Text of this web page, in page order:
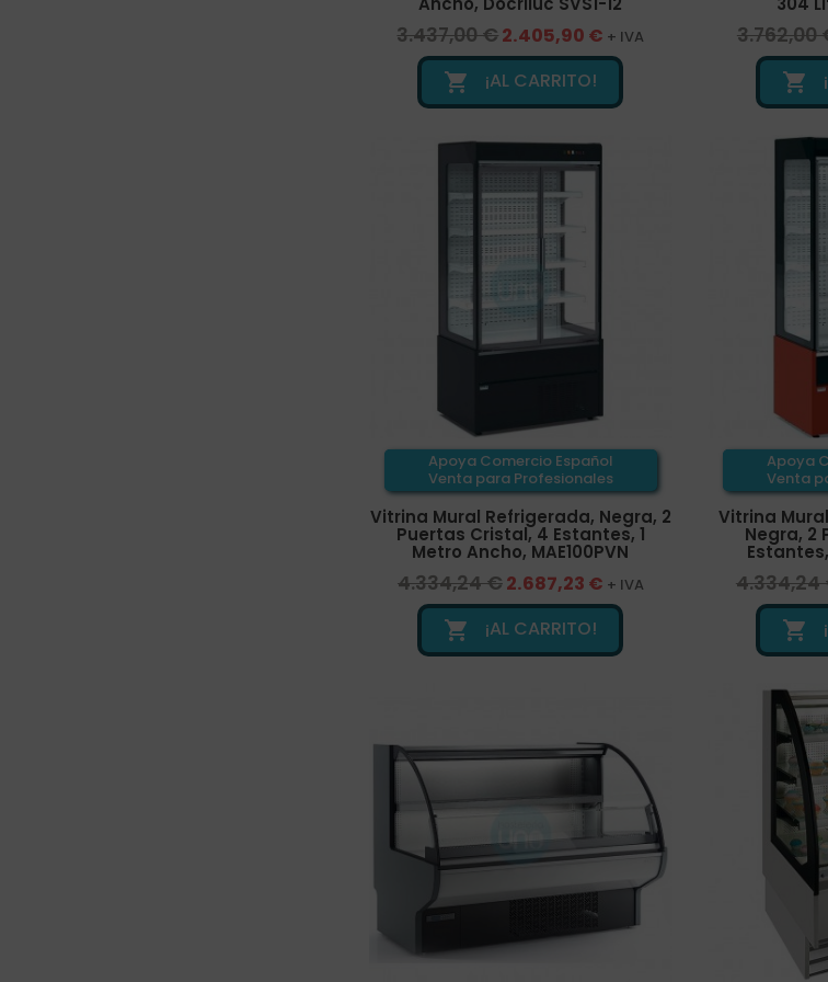
3.437,00 €2.405,90 € + IVA
 ¡AL CARRITO!
3.762,00

Apoya Comercio Español
Venta para Profesionales
Vitrina Mural Refrigerada, Negra, 2
Puertas Cristal, 4 Estantes, 1
Metro Ancho, MAE100PVN
4.334,24 €2.687,23 € + IVA
 ¡AL CARRITO!
Apoya
Venta
Vitrina
Negra, 2
4.334,24
